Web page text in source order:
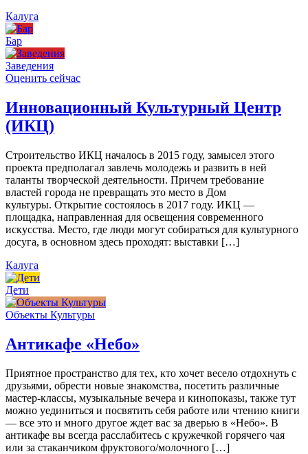
Калуга
Бар
Заведения
Оценить сейчас
Инновационный Культурный Центр
(ИКЦ)
Строительство ИКЦ началось в 2015 году, замысел этого
проекта предполагал завлечь молодежь и развить в ней
таланты творческой деятельности. Причем требование
властей города не превращать это место в Дом
культуры. Открытие состоялось в 2017 году. ИКЦ —
площадка, направленная для освещения современного
искусства. Место, где люди могут собираться для культурного
досуга, в основном здесь проходят: выставки […]
Калуга
Дети
Объекты Культуры
Антикафе «Небо»
Приятное пространство для тех, кто хочет весело отдохнуть с
друзьями, обрести новые знакомства, посетить различные
мастер-классы, музыкальные вечера и кинопоказы, также тут
можно уединиться и посвятить себя работе или чтению книги
— все это и много другое ждет вас за дверью в «Небо». В
антикафе вы всегда расслабитесь с кружечкой горячего чая
или за стаканчиком фруктового/молочного […]